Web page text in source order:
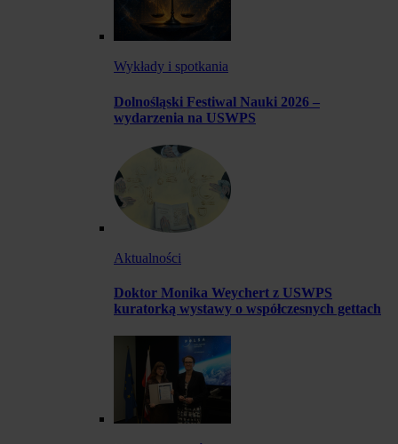
Wykłady i spotkania
Dolnośląski Festiwal Nauki 2026 –
wydarzenia na USWPS
Aktualności
Doktor Monika Weychert z USWPS
kuratorką wystawy o współczesnych gettach